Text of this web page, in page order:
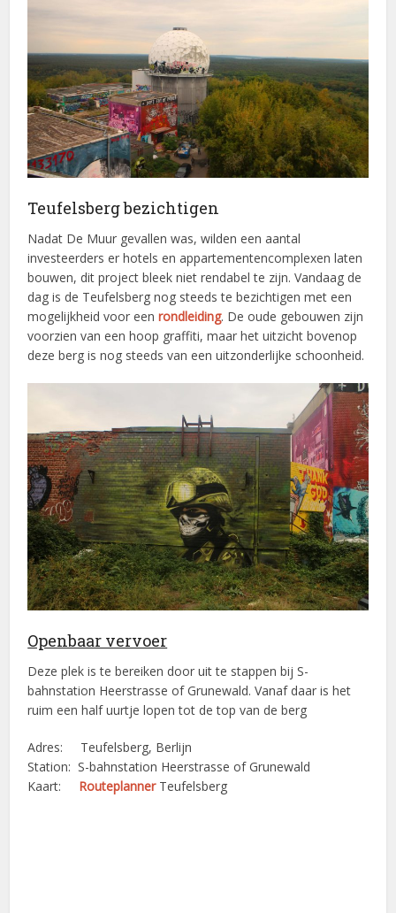
Teufelsberg bezichtigen
Nadat De Muur gevallen was, wilden een aantal
investeerders er hotels en appartementencomplexen laten
bouwen, dit project bleek niet rendabel te zijn. Vandaag de
dag is de Teufelsberg nog steeds te bezichtigen met een
mogelijkheid voor eenrondleiding. De oude gebouwen zijn
voorzien van een hoop graffiti, maar het uitzicht bovenop
deze berg is nog steeds van een uitzonderlijke schoonheid.
Openbaar vervoer
Deze plek is te bereiken door uit te stappen bij S-
bahnstation Heerstrasse of Grunewald. Vanaf daar is het
ruim een half uurtje lopen tot de top van de berg
Adres: Teufelsberg, Berlijn
Station: S-bahnstation Heerstrasse of Grunewald
Kaart: RouteplannerTeufelsberg